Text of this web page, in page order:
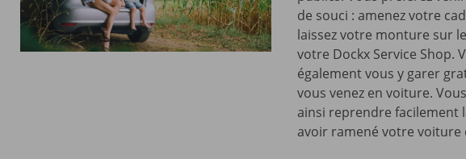
de souci : amenez votre
laissez votre monture sur
votre Dockx Service Shop.
également vous y garer
vous venez en voiture.
ainsi reprendre facilement
avoir ramené votre voiture